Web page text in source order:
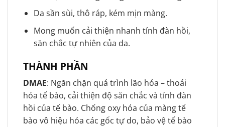
Da sần sùi, thô ráp, kém mịn màng.
Mong muốn cải thiện nhanh tính đàn hồi,
săn chắc tự nhiên của da.
THÀNH PHẦN
DMAE: Ngăn chặn quá trình lão hóa – thoái
hóa tế bào, cải thiện độ săn chắc và tính đàn
hồi của tế bào. Chống oxy hóa của màng tế
bào vô hiệu hóa các gốc tự do, bảo vệ tế bào